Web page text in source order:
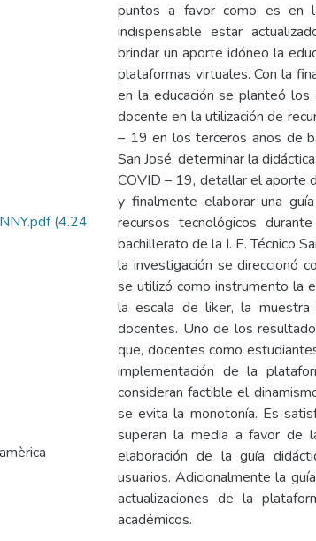
(4.24
puntos a favor como es en
indispensable estar
brindar un aporte idóneo la
plataformas virtuales. Con la
en la educación se planteó
docente en la utilización de
– 19 en los terceros años de
San José, determinar la
COVID – 19, detallar el aporte
y finalmente elaborar una
recursos tecnológicos
bachillerato de la I. E. Técnico
la investigación se direccionó
se utilizó como instrumento la
la escala de liker, la
docentes. Uno de los
que, docentes como
implementación de la
consideran factible el
se evita la monotonía. Es
superan la media a favor de
elaboración de la guía
usuarios. Adicionalmente la
actualizaciones de la
académicos.